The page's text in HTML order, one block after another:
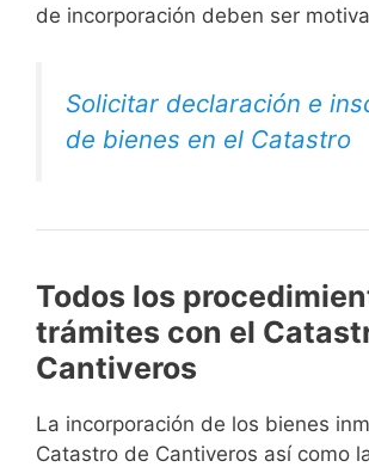
de incorporación deben ser
Solicitar declaración e
de bienes en el Catastro
Todos los
trámites con el
Cantiveros
La incorporación de los bienes
Catastro de Cantiveros así como